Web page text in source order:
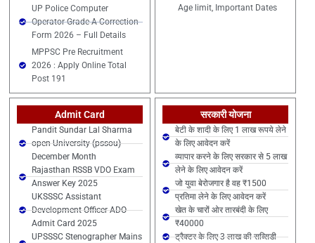
UP Police Computer
Operator Grade-A Correction
Form 2026 – Full Details
MPPSC Pre Recruitment
2026 : Apply Online Total
Post 191
Age limit, Important Dates
Admit Card
Pandit Sundar Lal Sharma
open University (pssou)
December Month
Rajasthan RSSB VDO Exam
Answer Key 2025
UKSSSC Assistant
Development Officer ADO
Admit Card 2025
UPSSSC Stenographer Mains
सरकारी योजना
बेटी के शादी के लिए 1 लाख रूपये लेने
के लिए आवेदन करें
व्यापार करने के लिए सरकार से 5 लाख
लेने के लिए आवेदन करें
जो युवा बेरोजगार है वह ₹1500
प्रतिमा लेने के लिए आवेदन करें
खेत के चारों ओर तारबंदी के लिए
₹40000
ट्रैक्टर के लिए 3 लाख की सब्सिडी